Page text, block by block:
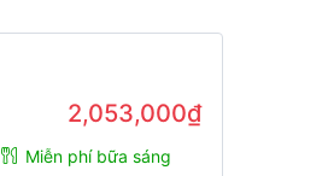
2,053,000₫
Miễn phí bữa sáng